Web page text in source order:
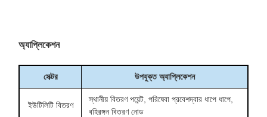
অ্যাপ্লিকেশন
সেক্টর উপযুক্ত অ্যাপ্লিকেশন
ইউটিলিটি বিতরণ
স্থানীয় বিতরণ পয়েন্ট, পরিষেবা প্রবেশদ্বার ধাপে ধাপে,
বহিরঙ্গন বিতরণ নোড